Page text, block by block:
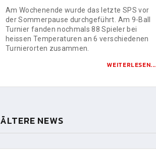
Am Wochenende wurde das letzte SPS vor
der Sommerpause durchgeführt. Am 9-Ball
Turnier fanden nochmals 88 Spieler bei
heissen Temperaturen an 6 verschiedenen
Turnierorten zusammen.
WEITERLESEN...
ÄLTERE NEWS